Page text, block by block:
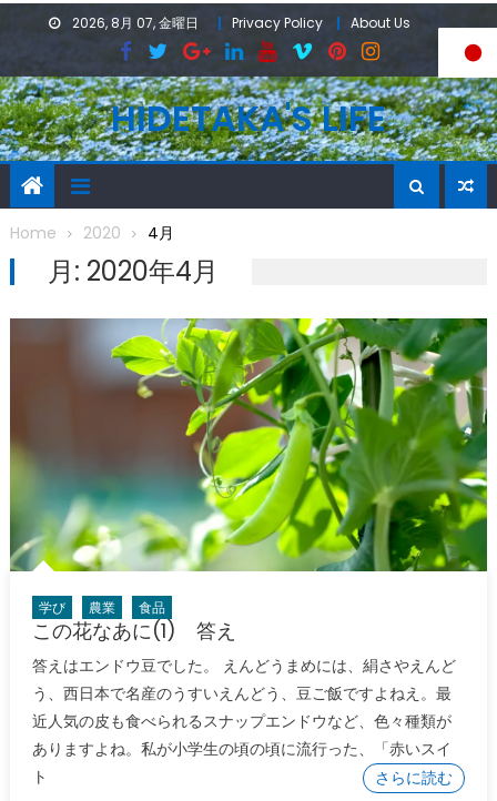
2026, 8月 07, 金曜日 Privacy Policy About Us
HIDETAKA'S LIFE
Home 2020 4月
月: 2020年4月
学び 農業 食品
この花なあに(1) 答え
答えはエンドウ豆でした。 えんどうまめには、絹さやえんど
う、西日本で名産のうすいえんどう、豆ご飯ですよねえ。最
近人気の皮も食べられるスナップエンドウなど、色々種類が
ありますよね。私が小学生の頃の頃に流行った、「赤いスイ
ト
さらに読む